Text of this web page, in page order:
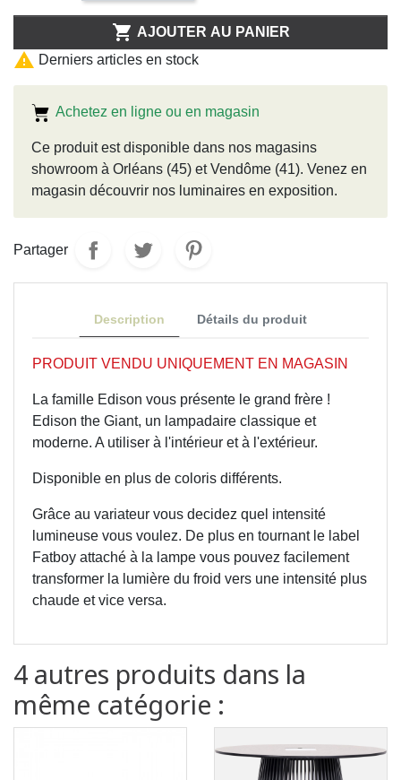
 AJOUTER AU PANIER
 Derniers articles en stock
Achetez en ligne ou en magasin
Ce produit est disponible dans nos magasins
showroom à Orléans (45) et Vendôme (41). Venez en
magasin découvrir nos luminaires en exposition.
Partager
Description Détails du produit
PRODUIT VENDU UNIQUEMENT EN MAGASIN
La famille Edison vous présente le grand frère !
Edison the Giant, un lampadaire classique et
moderne. A utiliser à l'intérieur et à l'extérieur.
Disponible en plus de coloris différents.
Grâce au variateur vous decidez quel intensité
lumineuse vous voulez. De plus en tournant le label
Fatboy attaché à la lampe vous pouvez facilement
transformer la lumière du froid vers une intensité plus
chaude et vice versa.
4 autres produits dans la
même catégorie :